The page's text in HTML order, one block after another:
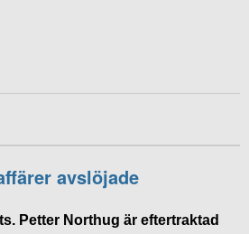
avslöjade
Petter Northug är eftertraktad